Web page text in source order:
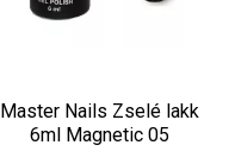
Master Nails Zselé lakk
6ml Magnetic 05